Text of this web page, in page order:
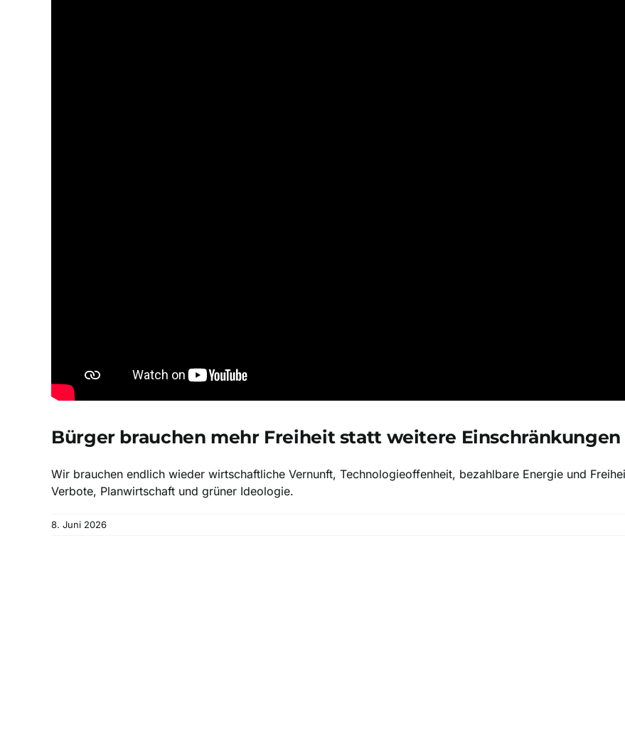
Bürger brauchen mehr Freiheit statt weitere Einschränkungen
Wir brauchen endlich wieder wirtschaftliche Vernunft, Technologieoffenheit, bezahlbare Energie und
Verbote, Planwirtschaft und grüner Ideologie.
8. Juni 2026